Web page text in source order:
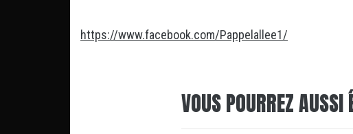
https://www.facebook.com/Pappelallee1/
VOUS POURREZ AUSSI